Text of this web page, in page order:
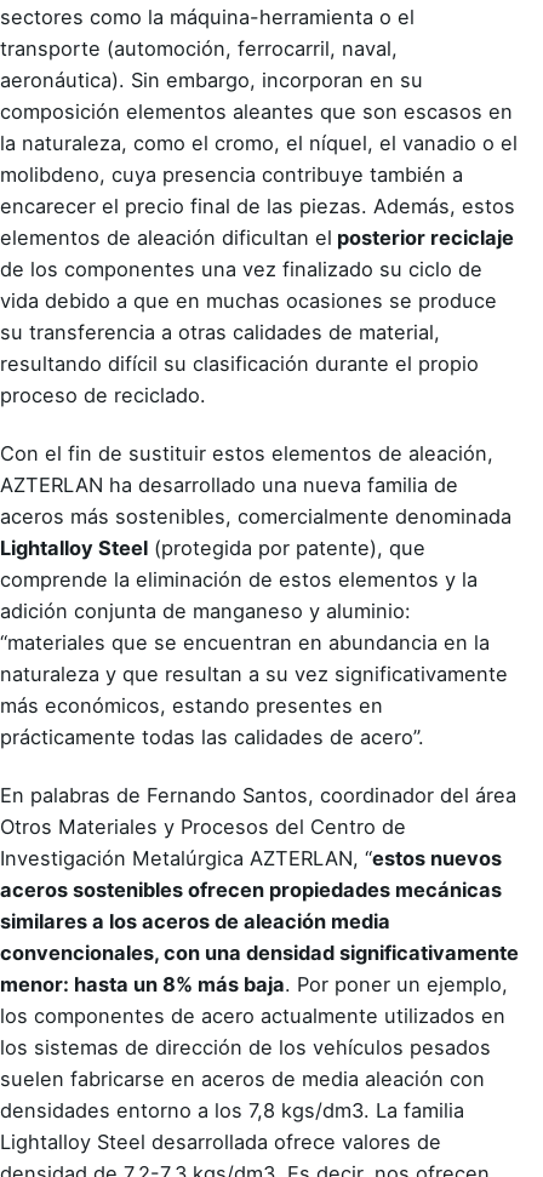
sectores como la máquina-herramienta o el
transporte (automoción, ferrocarril, naval,
aeronáutica). Sin embargo, incorporan en su
composición elementos aleantes que son escasos en
la naturaleza, como el cromo, el níquel, el vanadio o el
molibdeno, cuya presencia contribuye también a
encarecer el precio final de las piezas. Además, estos
elementos de aleación dificultan el posterior reciclaje
de los componentes una vez finalizado su ciclo de
vida debido a que en muchas ocasiones se produce
su transferencia a otras calidades de material,
resultando difícil su clasificación durante el propio
proceso de reciclado.
Con el fin de sustituir estos elementos de aleación,
AZTERLAN ha desarrollado una nueva familia de
aceros más sostenibles, comercialmente denominada
Lightalloy Steel (protegida por patente), que
comprende la eliminación de estos elementos y la
adición conjunta de manganeso y aluminio:
“materiales que se encuentran en abundancia en la
naturaleza y que resultan a su vez significativamente
más económicos, estando presentes en
prácticamente todas las calidades de acero”.
En palabras de Fernando Santos, coordinador del área
Otros Materiales y Procesos del Centro de
Investigación Metalúrgica AZTERLAN, “estos nuevos
aceros sostenibles ofrecen propiedades mecánicas
similares a los aceros de aleación media
convencionales, con una densidad significativamente
menor: hasta un 8% más baja. Por poner un ejemplo,
los componentes de acero actualmente utilizados en
los sistemas de dirección de los vehículos pesados
suelen fabricarse en aceros de media aleación con
densidades entorno a los 7,8 kgs/dm3. La familia
Lightalloy Steel desarrollada ofrece valores de